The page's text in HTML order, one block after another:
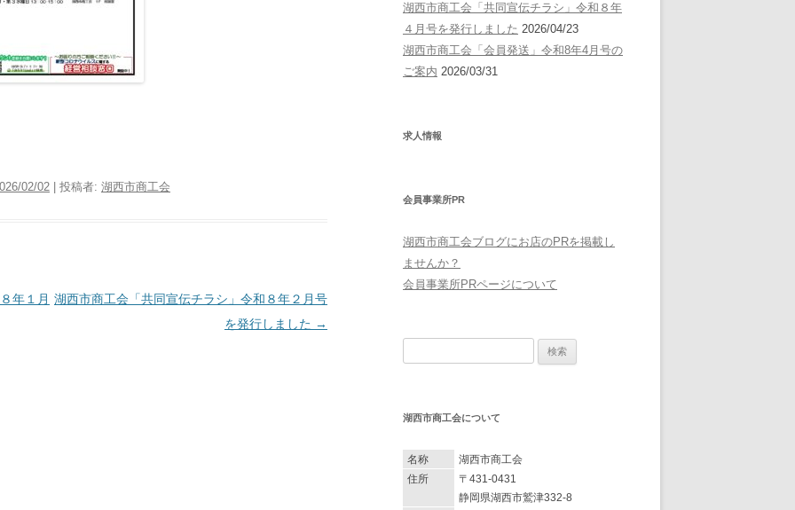
02/02 投稿者: 湖西市商工会
年１月 湖西市商工会「共同宣伝チラシ」令和８年２月号
を発行しました →
湖西市商工会「共同宣伝チラシ」令和８年
４月号を発行しました 2026/04/23
湖西市商工会「会員発送」令和8年4月号の
ご案内 2026/03/31
求人情報
会員事業所PR
湖西市商工会ブログにお店のPRを掲載し
ませんか？
会員事業所PRページについて
湖西市商工会について
名称
湖西市商工会
住所
〒431-0431
静岡県湖西市鷲津332-8